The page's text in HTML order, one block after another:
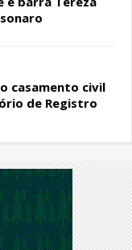
casamento civil
de Registro